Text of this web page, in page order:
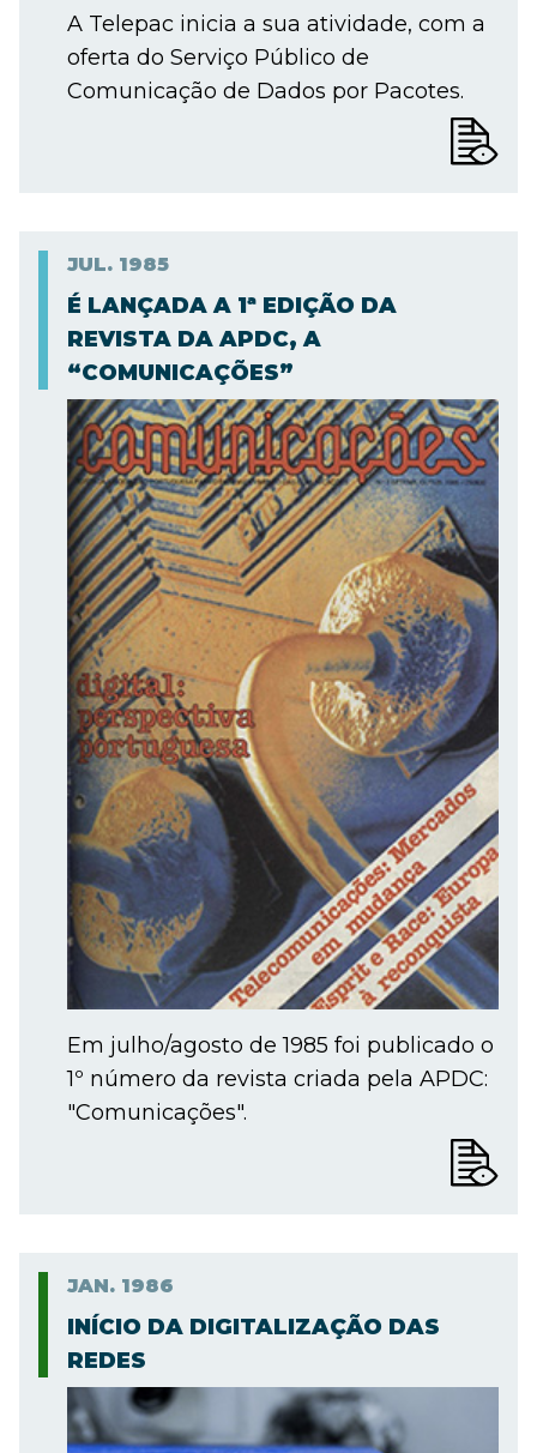
A Telepac inicia a sua atividade, com a
oferta do Serviço Público de
Comunicação de Dados por Pacotes.
JUL. 1985
É LANÇADA A 1ª EDIÇÃO DA
REVISTA DA APDC, A
“COMUNICAÇÕES”
Em julho/agosto de 1985 foi publicado o
1º número da revista criada pela APDC:
"Comunicações".
JAN. 1986
INÍCIO DA DIGITALIZAÇÃO DAS
REDES